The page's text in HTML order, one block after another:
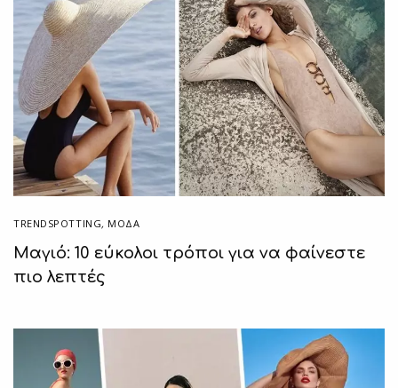
TRENDSPOTTING, ΜΟΔΑ
Μαγιό: 10 εύκολοι τρόποι για να φαίνεστε
πιο λεπτές